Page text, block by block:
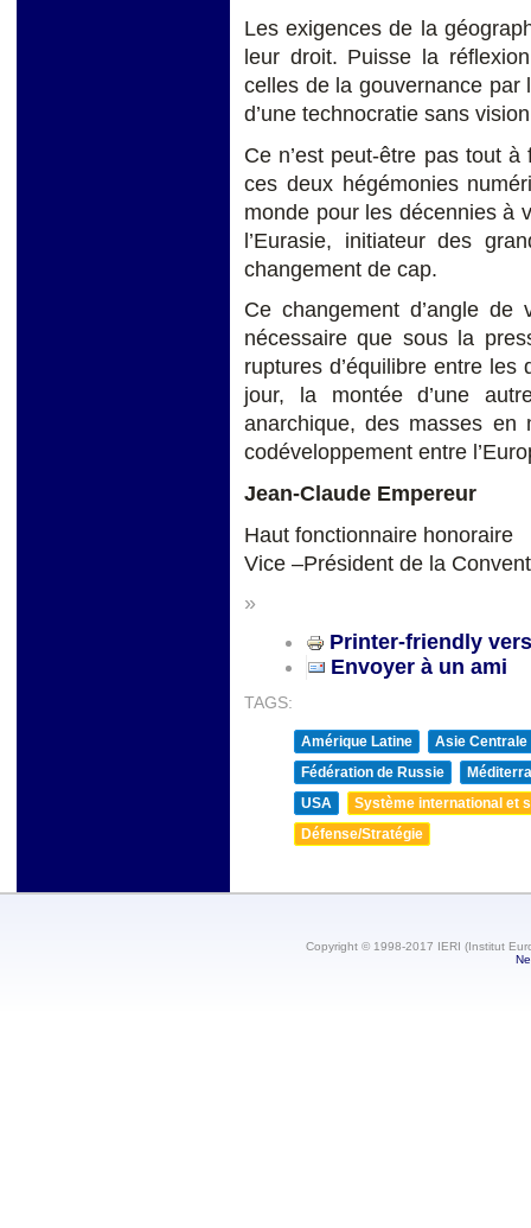
Les exigences de la
leur droit. Puisse la
celles de la gouvernance par
d’une technocratie sans
Ce n’est peut-être pas tout
ces deux hégémonies
monde pour les décennies à
l’Eurasie, initiateur des
changement de cap.
Ce changement d’angle
nécessaire que sous la
ruptures d’équilibre entre
jour, la montée d’une
anarchique, des masses en
codéveloppement entre
Jean-Claude Empereur
Haut fonctionnaire honoraire
Vice –Président de la
»
Printer-friendly
Envoyer à un ami
TAGS:
Amérique Latine
Asie Centrale
Fédération de Russie
USA
Système international et
Défense/Stratégie
Copyright © 1998-2017 IERI (Institut